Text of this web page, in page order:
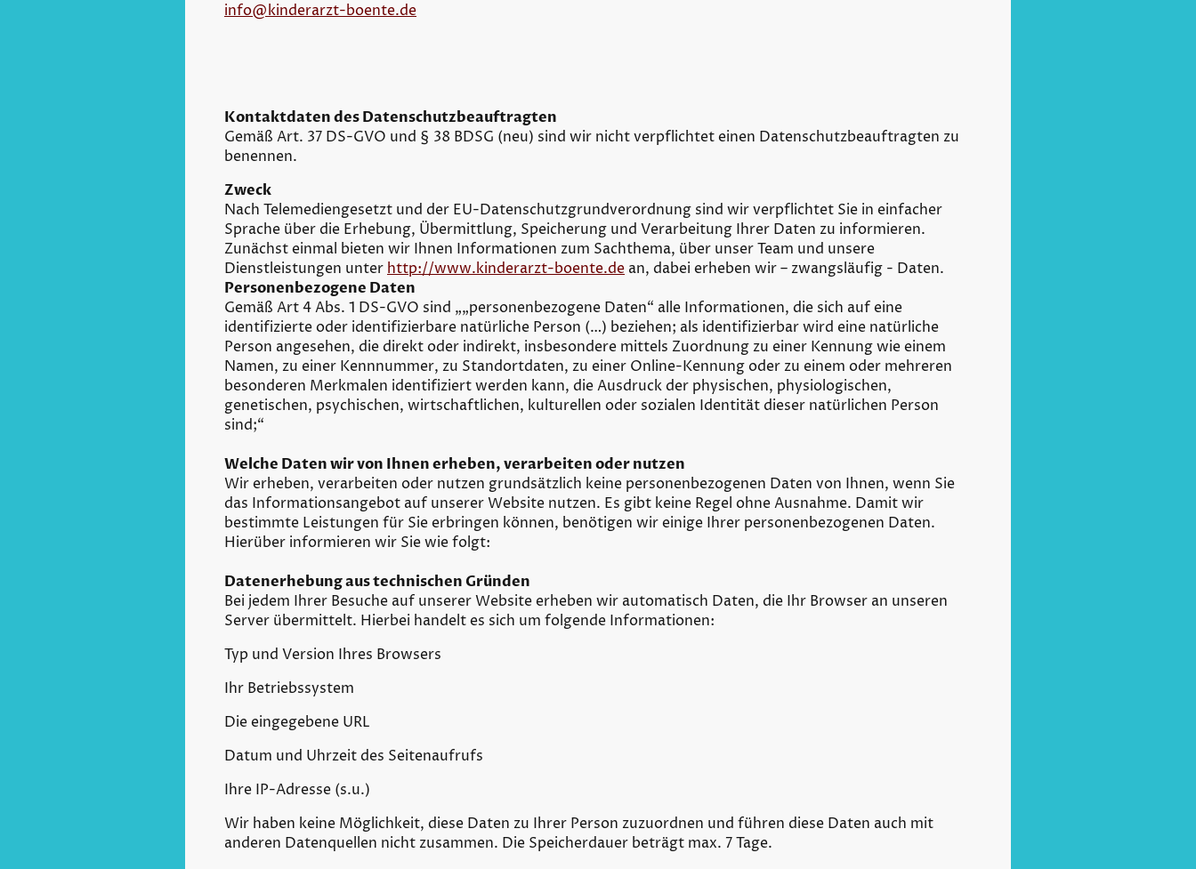
info@kinderarzt-boente.de
Kontaktdaten des Datenschutzbeauftragten
Gemäß Art. 37 DS-GVO und § 38 BDSG (neu) sind wir nicht verpflichtet einen Datenschutzbeauftragten zu
benennen.
Zweck
Nach Telemediengesetzt und der EU-Datenschutzgrundverordnung sind wir verpflichtet Sie in einfacher
Sprache über die Erhebung, Übermittlung, Speicherung und Verarbeitung Ihrer Daten zu informieren.
Zunächst einmal bieten wir Ihnen Informationen zum Sachthema, über unser Team und unsere
Dienstleistungen unter http://www.kinderarzt-boente.de an, dabei erheben wir – zwangsläufig - Daten.
Personenbezogene Daten
Gemäß Art 4 Abs. 1 DS-GVO sind „„personenbezogene Daten“ alle Informationen, die sich auf eine
identifizierte oder identifizierbare natürliche Person (…) beziehen; als identifizierbar wird eine natürliche
Person angesehen, die direkt oder indirekt, insbesondere mittels Zuordnung zu einer Kennung wie einem
Namen, zu einer Kennnummer, zu Standortdaten, zu einer Online-Kennung oder zu einem oder mehreren
besonderen Merkmalen identifiziert werden kann, die Ausdruck der physischen, physiologischen,
genetischen, psychischen, wirtschaftlichen, kulturellen oder sozialen Identität dieser natürlichen Person
sind;“
Welche Daten wir von Ihnen erheben, verarbeiten oder nutzen
Wir erheben, verarbeiten oder nutzen grundsätzlich keine personenbezogenen Daten von Ihnen, wenn Sie
das Informationsangebot auf unserer Website nutzen. Es gibt keine Regel ohne Ausnahme. Damit wir
bestimmte Leistungen für Sie erbringen können, benötigen wir einige Ihrer personenbezogenen Daten.
Hierüber informieren wir Sie wie folgt:
Datenerhebung aus technischen Gründen
Bei jedem Ihrer Besuche auf unserer Website erheben wir automatisch Daten, die Ihr Browser an unseren
Server übermittelt. Hierbei handelt es sich um folgende Informationen:
Typ und Version Ihres Browsers
Ihr Betriebssystem
Die eingegebene URL
Datum und Uhrzeit des Seitenaufrufs
Ihre IP-Adresse (s.u.)
Wir haben keine Möglichkeit, diese Daten zu Ihrer Person zuzuordnen und führen diese Daten auch mit
anderen Datenquellen nicht zusammen. Die Speicherdauer beträgt max. 7 Tage.